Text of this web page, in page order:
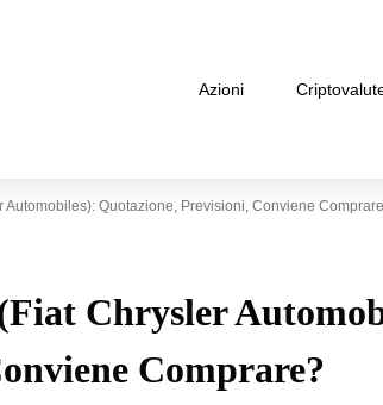
Azioni
Automobiles): Quotazione, Previsioni, Conviene
Chrysler
Comprare?